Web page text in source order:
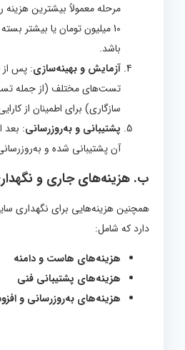
مرحله معمولاً بیشترین هزینه
10 میلیون تومان یا بیشتر
باشد.
آزمایش و بهینه‌سازی: پس از
تست‌های مختلف (از جمله
سازگاری) برای اطمینان از
پشتیبانی و به‌روزرسانی: بعد
آن پشتیبانی شده و
ب. هزینه‌های جاری و
همچنین هزینه‌هایی برای نگهداری
دارد که شامل:
هزینه‌های هاست و دامنه
هزینه‌های پشتیبانی فنی
هزینه‌های به‌روزرسانی و